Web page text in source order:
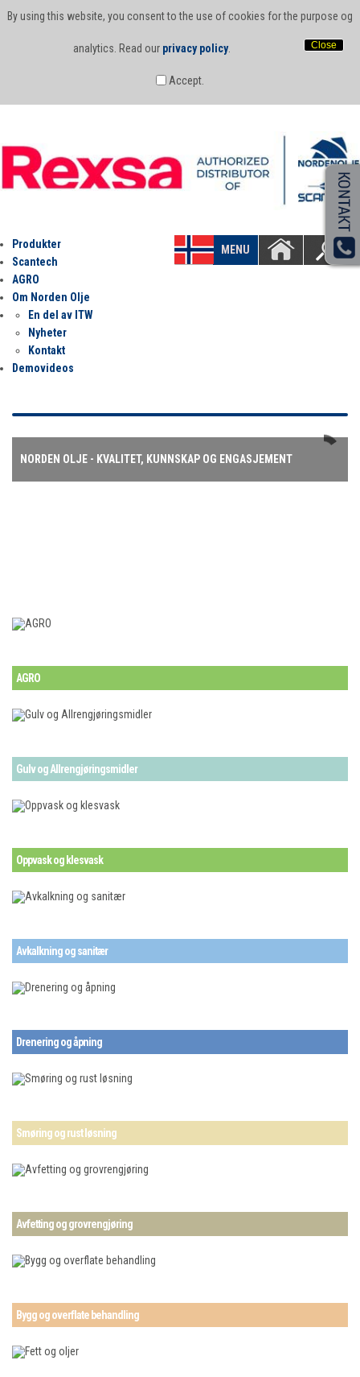
By using this website, you consent to the use of cookies for the purpose og
analytics. Read our privacy policy. Close
Accept.
MENU
Produkter
Scantech
AGRO
Om Norden Olje
En del av ITW
Nyheter
Kontakt
Demovideos
NORDEN OLJE - KVALITET, KUNNSKAP OG ENGASJEMENT
AGRO
Gulv og Allrengjøringsmidler
Oppvask og klesvask
Avkalkning og sanitær
Drenering og åpning
Smøring og rust løsning
Avfetting og grovrengjøring
Bygg og overflate behandling